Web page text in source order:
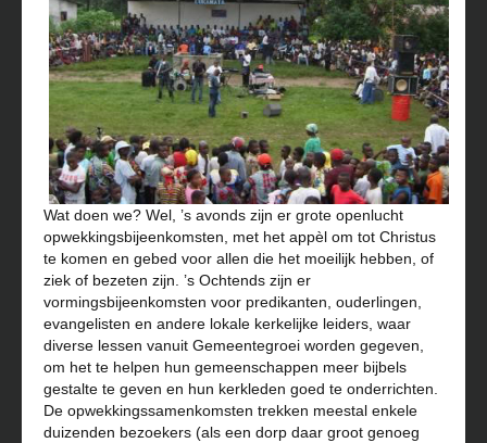
Wat doen we? Wel, ’s avonds zijn er grote openlucht
opwekkingsbijeenkomsten, met het appèl om tot Christus
te komen en gebed voor allen die het moeilijk hebben, of
ziek of bezeten zijn. ’s Ochtends zijn er
vormingsbijeenkomsten voor predikanten, ouderlingen,
evangelisten en andere lokale kerkelijke leiders, waar
diverse lessen vanuit Gemeentegroei worden gegeven,
om het te helpen hun gemeenschappen meer bijbels
gestalte te geven en hun kerkleden goed te onderrichten.
De opwekkingssamenkomsten trekken meestal enkele
duizenden bezoekers (als een dorp daar groot genoeg